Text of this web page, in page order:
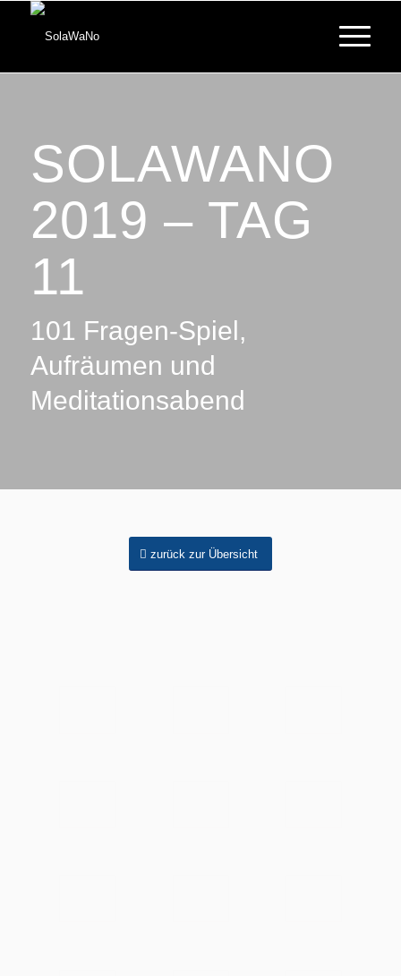
SOLAWANO
2019 – TAG
11
101 Fragen-Spiel,
Aufräumen und
Meditationsabend
zurück zur Übersicht